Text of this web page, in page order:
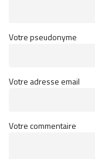
Votre pseudonyme
Votre adresse email
Votre commentaire